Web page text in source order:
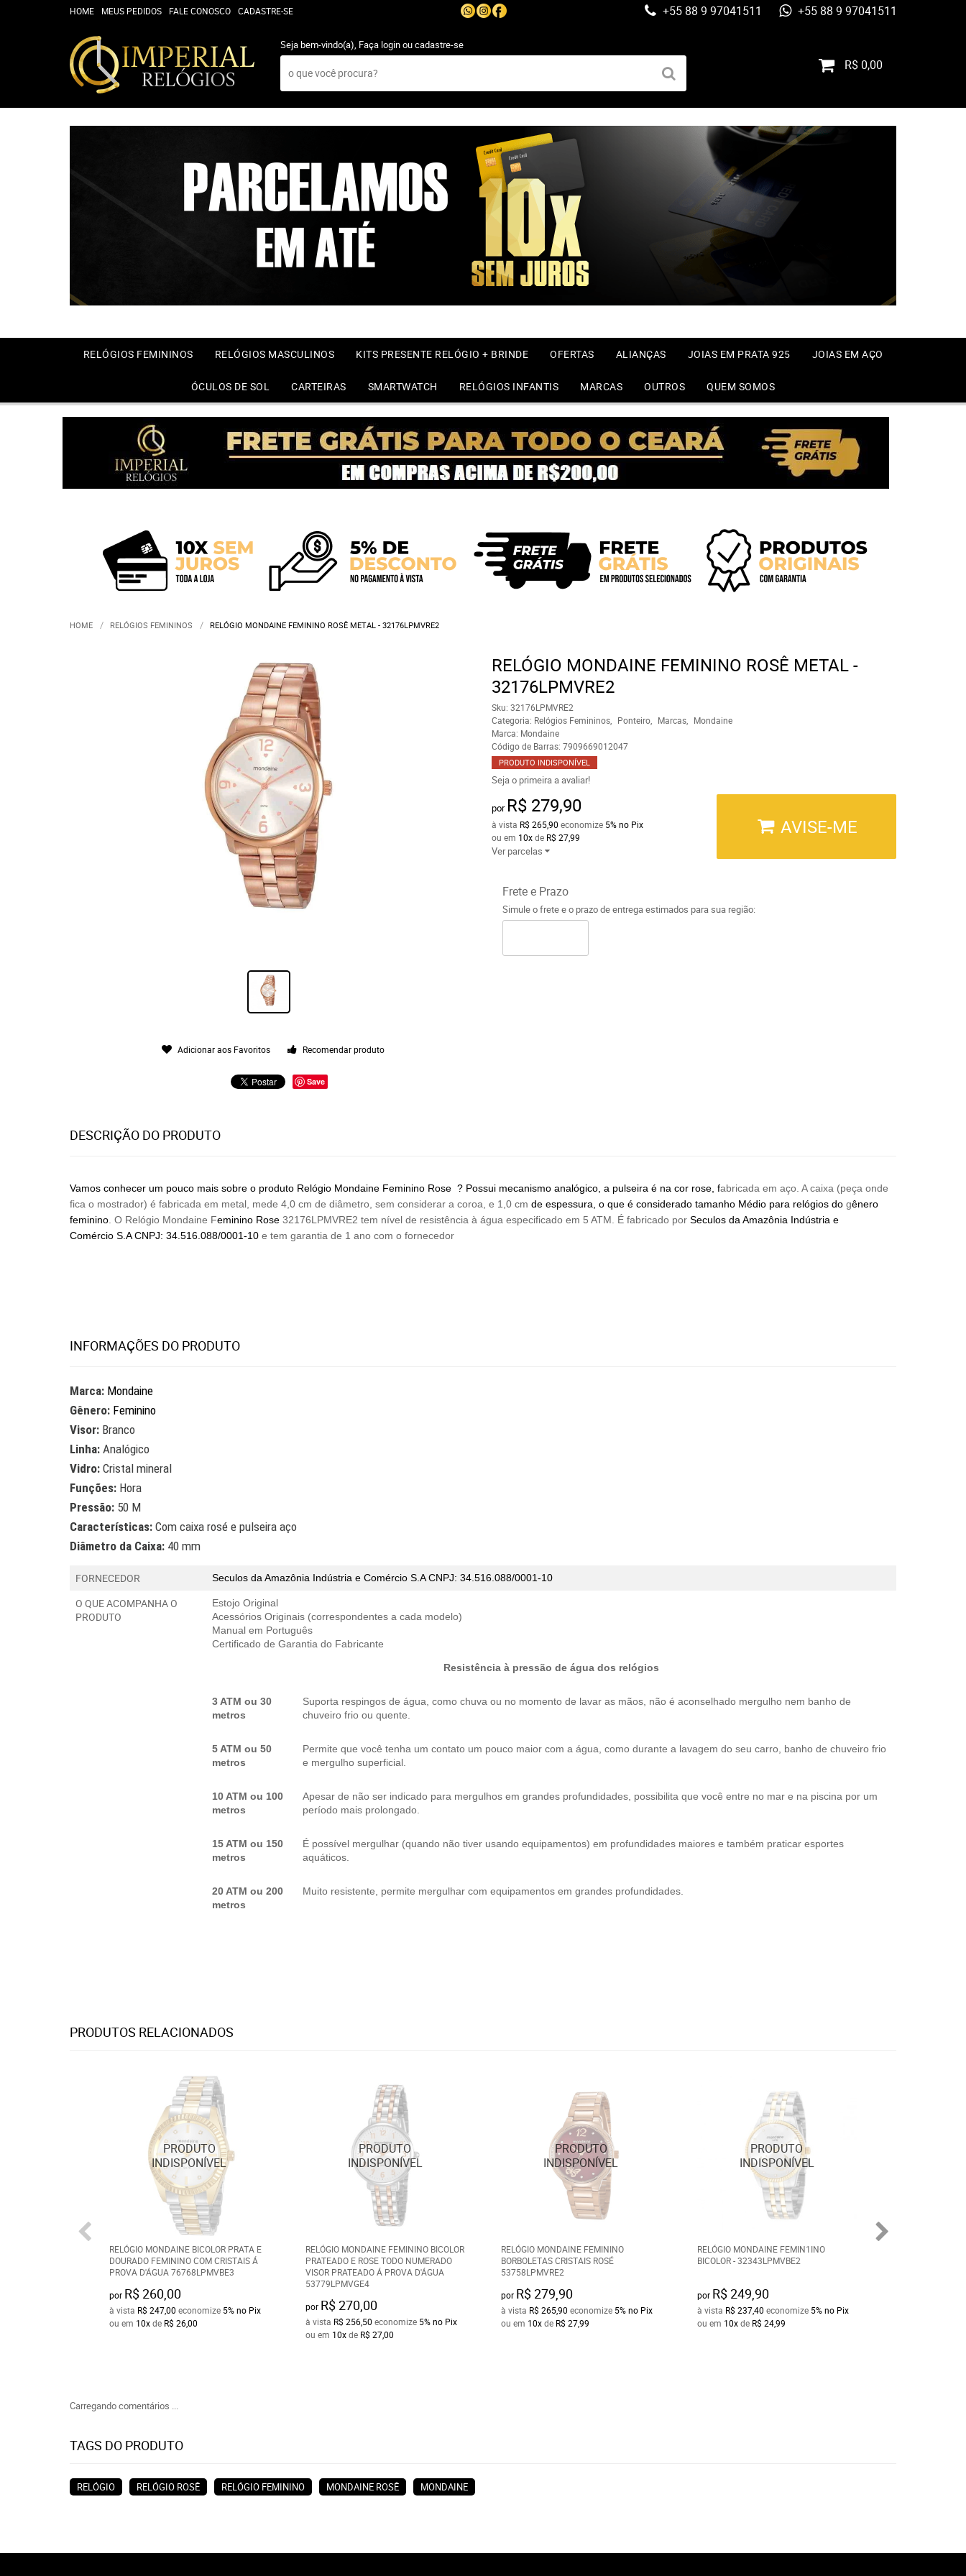
HOME MEUS PEDIDOS FALE CONOSCO CADASTRE-SE +55 88 9 97041511 +55 88 9 97041511
Seja bem-vindo(a), Faça loginoucadastre-se
R$ 0,00
RELÓGIOS FEMININOS RELÓGIOS MASCULINOS KITS PRESENTE RELÓGIO + BRINDE OFERTAS ALIANÇAS JOIAS EM PRATA 925 JOIAS EM AÇO
ÓCULOS DE SOL CARTEIRAS SMARTWATCH RELÓGIOS INFANTIS MARCAS OUTROS QUEM SOMOS
HOME RELÓGIOS FEMININOS RELÓGIO MONDAINE FEMININO ROSÊ METAL - 32176LPMVRE2
Adicionar aos Favoritos Recomendar produto
Save
RELÓGIO MONDAINE FEMININO ROSÊ METAL -
32176LPMVRE2
Sku: 32176LPMVRE2
Categoria: Relógios Femininos Ponteiro Marcas
Mondaine
Marca: Mondaine
Código de Barras: 7909669012047
PRODUTO INDISPONÍVEL
Seja o primeira a avaliar!
por R$ 279,90
à vista R$ 265,90 economize 5% no Pix
ou em 10xde R$ 27,99
Ver parcelas
AVISE-ME
Frete e Prazo
Simule o frete e o prazo de entrega estimados para sua região:
DESCRIÇÃO DO PRODUTO
Vamos conhecer um pouco mais sobre o produto Relógio Mondaine Feminino Rose ? Possui mecanismo analógico, a pulseira é na cor rose, fabricada em aço. A caixa (peça onde
fica o mostrador) é fabricada em metal, mede 4,0 cm de diâmetro, sem considerar a coroa, e 1,0 cm de espessura, o que é considerado tamanho Médio para relógios do gênero
feminino . O Relógio Mondaine Feminino Rose 32176LPMVRE2 tem nível de resistência à água especificado em 5 ATM. É fabricado por Seculos da Amazônia Indústria e
Comércio S.A CNPJ: 34.516.088/0001-10 e tem garantia de 1 ano com o fornecedor
INFORMAÇÕES DO PRODUTO
Marca: Mondaine
Gênero: Feminino
Visor: Branco
Linha: Analógico
Vidro: Cristal mineral
Funções: Hora
Pressão: 50 M
Características: Com caixa rosé e pulseira aço
Diâmetro da Caixa: 40 mm
FORNECEDOR Seculos da Amazônia Indústria e Comércio S.A CNPJ: 34.516.088/0001-10
O QUE ACOMPANHA O
PRODUTO
Estojo Original
Acessórios Originais (correspondentes a cada modelo)
Manual em Português
Certificado de Garantia do Fabricante
Resistência à pressão de água dos relógios
3 ATM ou 30
metros
Suporta respingos de água, como chuva ou no momento de lavar as mãos, não é aconselhado mergulho nem banho de
chuveiro frio ou quente.
5 ATM ou 50
metros
Permite que você tenha um contato um pouco maior com a água, como durante a lavagem do seu carro, banho de chuveiro frio
e mergulho superficial.
10 ATM ou 100
metros
Apesar de não ser indicado para mergulhos em grandes profundidades, possibilita que você entre no mar e na piscina por um
período mais prolongado.
15 ATM ou 150
metros
É possível mergulhar (quando não tiver usando equipamentos) em profundidades maiores e também praticar esportes
aquáticos.
20 ATM ou 200
metros
Muito resistente, permite mergulhar com equipamentos em grandes profundidades.
PRODUTOS RELACIONADOS
RELÓGIO MONDAINE BICOLOR PRATA E
DOURADO FEMININO COM CRISTAIS Á
PROVA D'ÁGUA 76768LPMVBE3
por R$ 260,00
à vista R$ 247,00 economize 5%no Pix
ou em 10xde R$ 26,00
RELÓGIO MONDAINE FEMININO BICOLOR
PRATEADO E ROSE TODO NUMERADO
VISOR PRATEADO Á PROVA D'ÁGUA
53779LPMVGE4
por R$ 270,00
à vista R$ 256,50 economize 5% no Pix
ou em 10xde R$ 27,00
RELÓGIO MONDAINE FEMININO
BORBOLETAS CRISTAIS ROSÉ
53758LPMVRE2
por R$ 279,90
à vista R$ 265,90 economize 5%no Pix
ou em 10xde R$ 27,99
RELÓGIO MONDAINE FEMIN1INO
BICOLOR - 32343LPMVBE2
por R$ 249,90
à vista R$ 237,40 economize 5% no Pix
ou em 10xde R$ 24,99
Carregando comentários ...
TAGS DO PRODUTO
RELÓGIO RELÓGIO ROSÊ RELÓGIO FEMININO MONDAINE ROSÊ MONDAINE